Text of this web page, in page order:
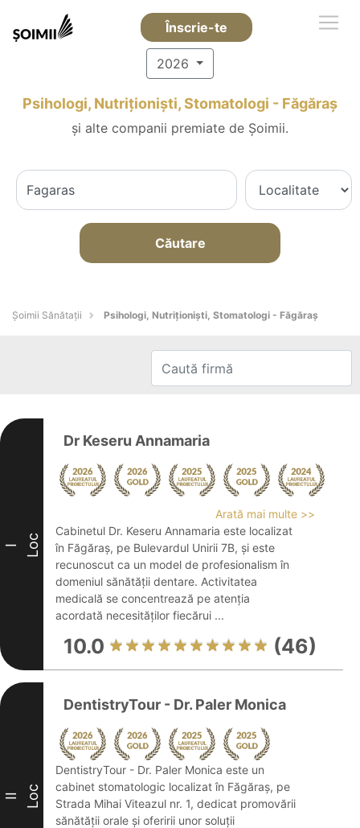
Înscrie-te
2026
Psihologi, Nutriționiști, Stomatologi - Făgăraş
și alte companii premiate de Șoimii.
Căutare
Şoimii Sănătații Psihologi, Nutriționiști, Stomatologi - Făgăraş
I Loc
Dr Keseru Annamaria
Arată mai multe >>
Cabinetul Dr. Keseru Annamaria este localizat
în Făgăraș, pe Bulevardul Unirii 7B, și este
recunoscut ca un model de profesionalism în
domeniul sănătății dentare. Activitatea
medicală se concentrează pe atenția
acordată necesităților fiecărui ...
10.0 (46)
II Loc
DentistryTour - Dr. Paler Monica
DentistryTour - Dr. Paler Monica este un
cabinet stomatologic localizat în Făgăraș, pe
Strada Mihai Viteazul nr. 1, dedicat promovării
sănătății orale și oferirii unor soluții